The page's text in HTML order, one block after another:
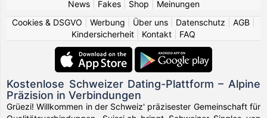
News| Fakes| Shop
Meinungen
Cookies & DSGVO
Werbung Über uns Datenschutz AGB
Kindersicherheit
Kontakt FAQ
Kostenlose Schweizer Dating-Plattform – Alpine
Präzision in Verbindungen
Grüezi! Willkommen in der Schweiz' präzisester Gemeinschaft für